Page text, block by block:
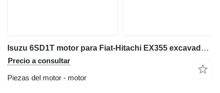
Isuzu 6SD1T motor para Fiat-Hitachi EX355 excavadora
Precio a consultar
Piezas del motor - motor